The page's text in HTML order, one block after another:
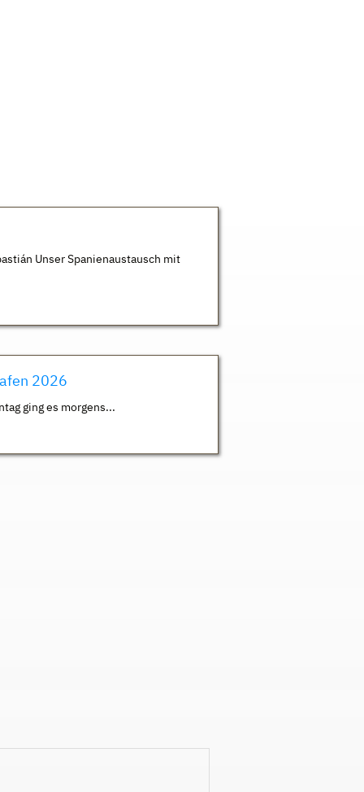
Unser Spanienaustausch mit
2026
ging es morgens...